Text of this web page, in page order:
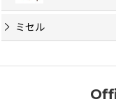
ミセル